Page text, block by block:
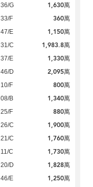
36/G 1,630萬
33/F 360萬
47/E 1,150萬
31/C 1,983.8萬
37/E 1,330萬
46/D 2,095萬
10/F 800萬
08/B 1,340萬
25/F 880萬
26/C 1,900萬
21/C 1,760萬
11/C 1,730萬
20/D 1,828萬
46/E 1,250萬